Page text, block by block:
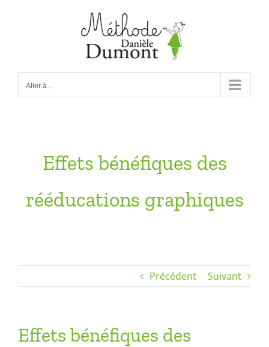
Aller à...
Effets bénéfiques des
rééducations graphiques
Précédent Suivant
Effets bénéfiques des